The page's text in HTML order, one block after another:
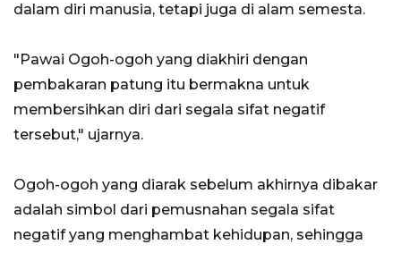
dalam diri manusia, tetapi juga di alam semesta.
"Pawai Ogoh-ogoh yang diakhiri dengan
pembakaran patung itu bermakna untuk
membersihkan diri dari segala sifat negatif
tersebut," ujarnya.
Ogoh-ogoh yang diarak sebelum akhirnya dibakar
adalah simbol dari pemusnahan segala sifat
negatif yang menghambat kehidupan, sehingga